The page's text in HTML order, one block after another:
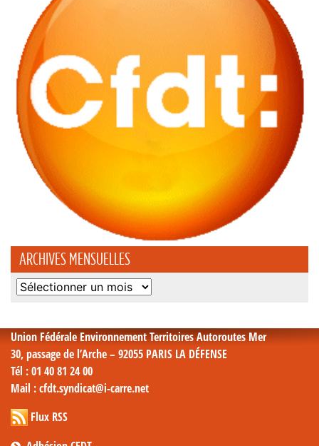
ARCHIVES MENSUELLES
Archives
Union Fédérale Environnement Territoires Autoroutes Mer
30, passage de l’Arche – 92055 PARIS LA DÉFENSE
Tél : 01 40 81 24 00
Mail : cfdt.syndicat@i-carre.net
Flux RSS